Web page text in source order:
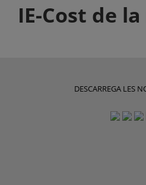
IE-Cost de
DESCARREGA LES